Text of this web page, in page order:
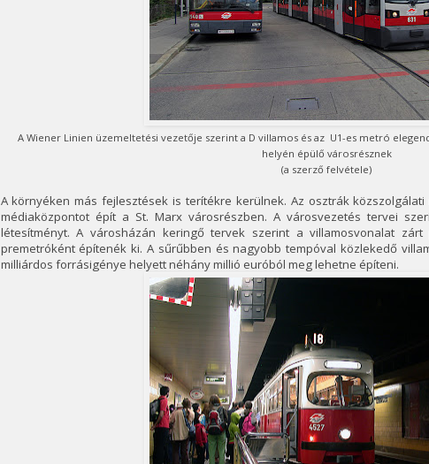
A Wiener Linien üzemeltetési vezetője szerint a D villamos és az U1-es metró
helyén épülő városrésznek
(a szerző felvétele)
A környéken más fejlesztések is terítékre kerülnek. Az osztrák
médiaközpontot épít a St. Marx városrészben. A városvezetés tervei
létesítményt. A városházán keringő tervek szerint a villamosvonalat
premetróként építenék ki. A sűrűbben és nagyobb tempóval közlekedő
milliárdos forrásigénye helyett néhány millió euróból meg lehetne építeni.